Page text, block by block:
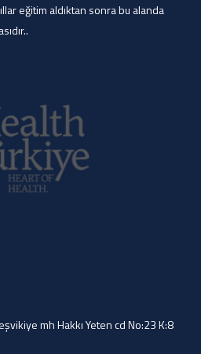
eğitim aldıktan sonra bu alanda
mh Hakkı Yeten cd No:23 K:8